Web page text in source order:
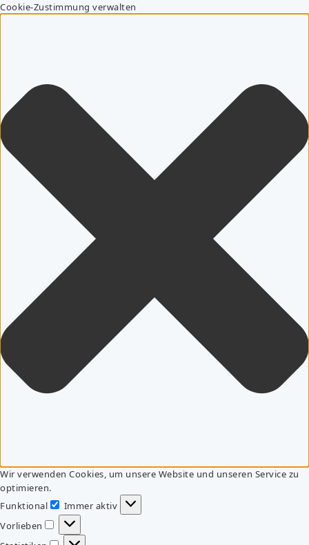
Cookie-Zustimmung verwalten
Wir verwenden Cookies, um unsere Website und unseren Service zu
optimieren.
Funktional
Funktional
Immer aktiv
Vorlieben
Vorlieben